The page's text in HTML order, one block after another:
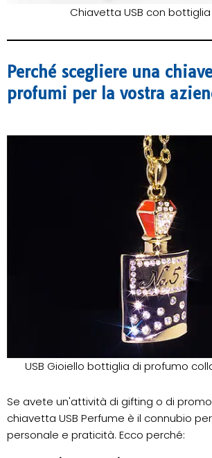
Chiavetta USB con
Perché scegliere una
profumi per la vostra
USB Gioiello bottiglia di profumo
Se avete un'attività di gifting o di
chiavetta USB Perfume è il connubio
personale e praticità. Ecco perché: